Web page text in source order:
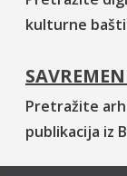
kulturne
Pretražite
publikacija iz